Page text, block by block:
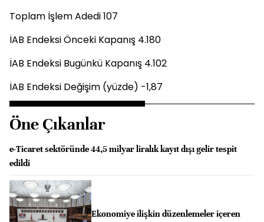
Toplam İşlem Adedi 107
İAB Endeksi Önceki Kapanış 4.180
İAB Endeksi Bugünkü Kapanış 4.102
İAB Endeksi Değişim (yüzde) -1,87
Öne Çıkanlar
e-Ticaret sektöründe 44,5 milyar liralık kayıt dışı gelir tespit
edildi
Ekonomiye ilişkin düzenlemeler içeren